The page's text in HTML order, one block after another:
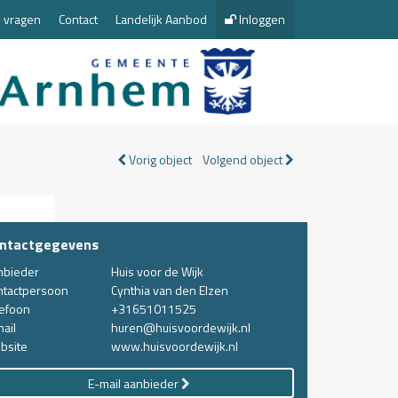
Contact Landelijk Aanbod Inloggen
Vorig object Volgend object
Huis voor de Wijk
Cynthia van den Elzen
+31651011525
huren@huisvoordewijk.nl
www.huisvoordewijk.nl
E-mail aanbieder